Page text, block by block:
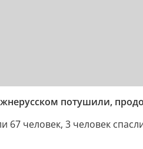
потушили,
67 человек, 3 человек